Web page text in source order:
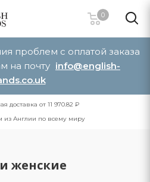
0
проблем с оплатой заказа
на почту info@english-
доставка от 11 970.82 ₽
из Англии по всему миру
женские